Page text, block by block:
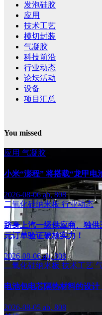
发泡硅胶
应用
技术工艺
模切封装
气凝胶
科技前沿
行业动态
论坛活动
设备
项目汇总
You missed
应用 气凝胶
小米“澎程” 将搭载“龙甲电
2026-08-06ab, 808
二氧化硅纳米板 行业动态
跻身上汽一级供应商、独
元订单验证硬核实力！
2026-08-06ab, 808
二氧化硅纳米板 技术工艺
电池包电芯隔热材料的设
2026-08-05 ab, 808